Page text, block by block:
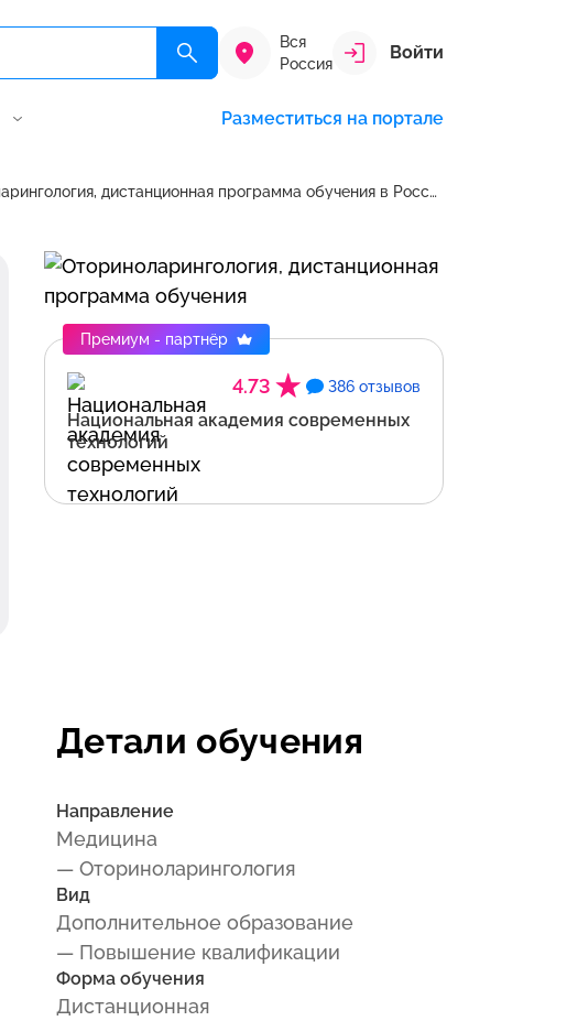
Вся
Россия
Войти
Разместиться на портале
Оториноларингология, дистанционная программа обучения в России
4.73 386 отзывов
Национальная академия современных
технологий
Премиум - партнёр
Детали обучения
Направление
Медицина
— Оториноларингология
Вид
Дополнительное образование
— Повышение квалификации
Форма обучения
Дистанционная